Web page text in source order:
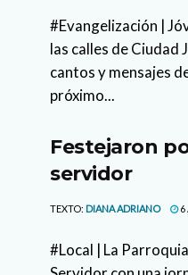
#Evangelización |
las calles de Ciudad
cantos y mensajes
próximo...
Festejaron
servidor
TEXTO: DIANA ADRIANO 6
#Local | La